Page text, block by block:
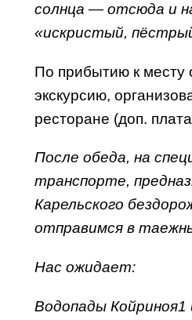
солнца — отсюда и
«искристый,
По прибытию к месту
экскурсию,
ресторане (доп.
После обеда, на
транспорте,
Карельского
отправимся в
Нас ожидает:
Водопады Койриноя1